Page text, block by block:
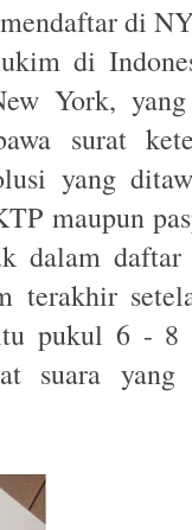
di
di
York,
surat
yang
maupun
dalam
terakhir
pukul 6 - 8
suara